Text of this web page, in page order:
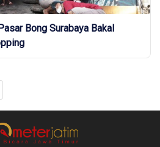
Bong Surabaya Bakal